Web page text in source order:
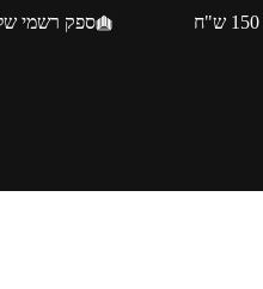
ספק רשמי